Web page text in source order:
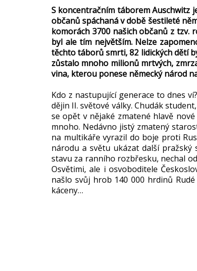
S koncentračním táborem Auschwitz
občanů spáchaná v době šestileté
komorách 3700 našich občanů z tzv.
byl ale tím největším. Nelze
těchto táborů smrti, 82 lidických dětí
zůstalo mnoho milionů mrtvých,
vina, kterou ponese německý národ
Kdo z nastupující generace to dnes
dějin II. světové války. Chudák
se opět v nějaké zmatené hlavě
mnoho. Nedávno jistý zmatený
na multikáře vyrazil do boje proti
národu a světu ukázat další
stavu za ranního rozbřesku, nechal
Osvětimi, ale i osvoboditele
našlo svůj hrob 140 000 hrdinů
káceny…